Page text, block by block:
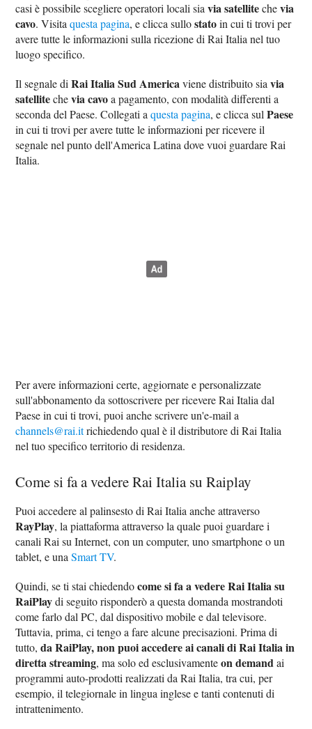
casi è possibile scegliere operatori locali siavia satellitechevia
cavo. Visitaquesta pagina, e clicca sullostatoin cui ti trovi per
avere tutte le informazioni sulla ricezione di Rai Italia nel tuo
luogo specifico.
Il segnale diRai Italia Sud Americaviene distribuito siavia
satellitechevia cavoa pagamento, con modalità differenti a
seconda del Paese. Collegati aquesta pagina, e clicca sulPaese
in cui ti trovi per avere tutte le informazioni per ricevere il
segnale nel punto dell'America Latina dove vuoi guardare Rai
Italia.
Per avere informazioni certe, aggiornate e personalizzate
sull'abbonamento da sottoscrivere per ricevere Rai Italia dal
Paese in cui ti trovi, puoi anche scrivere un'e-mail a
channels@rai.itrichiedendo qual è il distributore di Rai Italia
nel tuo specifico territorio di residenza.
Come si fa a vedere Rai Italia su Raiplay
Puoi accedere al palinsesto di Rai Italia anche attraverso
RayPlay, la piattaforma attraverso la quale puoi guardare i
canali Rai su Internet, con un computer, uno smartphone o un
tablet, e unaSmart TV.
Quindi, se ti stai chiedendocome si fa a vedere Rai Italia su
RaiPlaydi seguito risponderò a questa domanda mostrandoti
come farlo dal PC, dal dispositivo mobile e dal televisore.
Tuttavia, prima, ci tengo a fare alcune precisazioni. Prima di
tutto,da RaiPlay, non puoi accedere ai canali di Rai Italia in
diretta streaming, ma solo ed esclusivamenteon demandai
programmi auto-prodotti realizzati da Rai Italia, tra cui, per
esempio, il telegiornale in lingua inglese e tanti contenuti di
intrattenimento.